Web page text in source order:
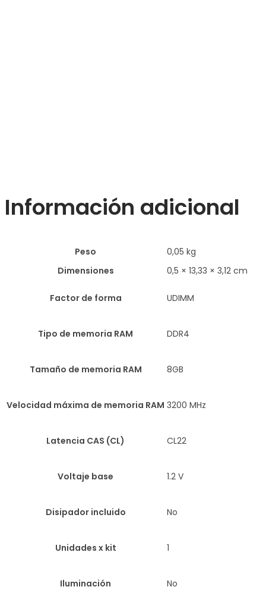
Información adicional
Peso
0,05 kg
Dimensiones
0,5 × 13,33 × 3,12 cm
Factor de forma UDIMM
Tipo de memoria RAM DDR4
Tamaño de memoria RAM 8GB
Velocidad máxima de memoria RAM 3200 MHz
Latencia CAS (CL) CL22
Voltaje base 1.2 V
Disipador incluido No
Unidades x kit 1
Iluminación No